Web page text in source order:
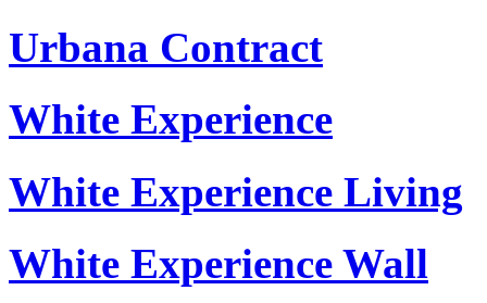
Urbana Contract
White Experience
White Experience Living
White Experience Wall